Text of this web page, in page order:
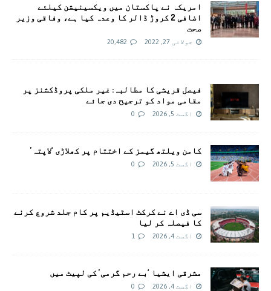
امريکہ نے پاکستان میں ویکسینیشن کیلئے
اضافی 2 کروڑ ڈالر کا وعدہ کیا ہے، وفاقی وزیر
صحت
جولائی 27, 2022 20,482
فیصل قریشی کا مطالبہ: غیر ملکی پروڈکشنز پر
مقامی مواد کو ترجیح دی جائے
اگست 5, 2026 0
کامن ویلتھ گیمز کے اختتام پر کھلاڑی ‘لاپتہ’
اگست 5, 2026 0
سی ڈی اے نے کرکٹ اسٹیڈیم پر کام جلد شروع کرنے
کا فیصلہ کر لیا
اگست 4, 2026 1
مشرقی ایشیا ‘بے رحم گرمی’ کی لپیٹ میں
اگست 4, 2026 0